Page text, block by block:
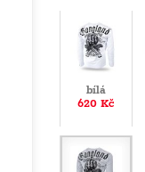
bílá
620 Kč